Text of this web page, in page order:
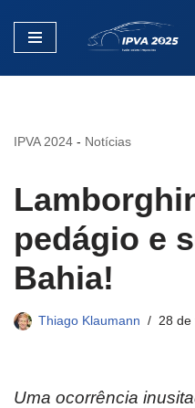
Pular
IPVA 2024 - Notícias
pedágio e
Bahia!
Thiago Klaumann 28 de
Uma ocorrência